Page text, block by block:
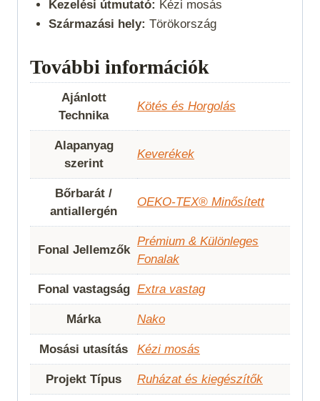
Kezelési útmutató: Kézi mosás
Származási hely: Törökország
További információk
Ajánlott
Technika
Kötés és Horgolás
Alapanyag
szerint
Keverékek
Bőrbarát /
antiallergén
OEKO-TEX® Minősített
Fonal Jellemzők
Prémium & Különleges
Fonalak
Fonal vastagság Extra vastag
Márka Nako
Mosási utasítás Kézi mosás
Projekt Típus Ruházat és kiegészítők